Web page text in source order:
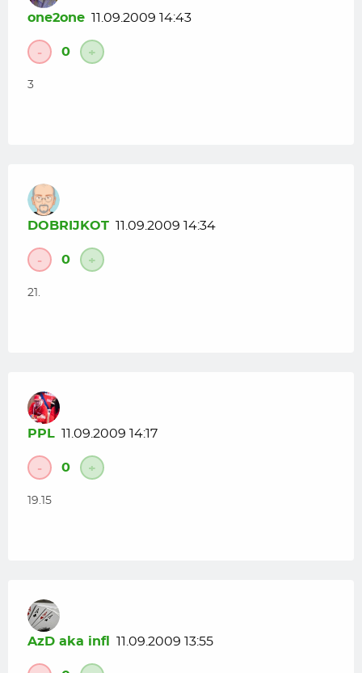
one2one 11.09.2009 14:43
- 0 +
3
DOBRIJKOT 11.09.2009 14:34
- 0 +
21.
PPL 11.09.2009 14:17
- 0 +
19.15
AzD aka infl 11.09.2009 13:55